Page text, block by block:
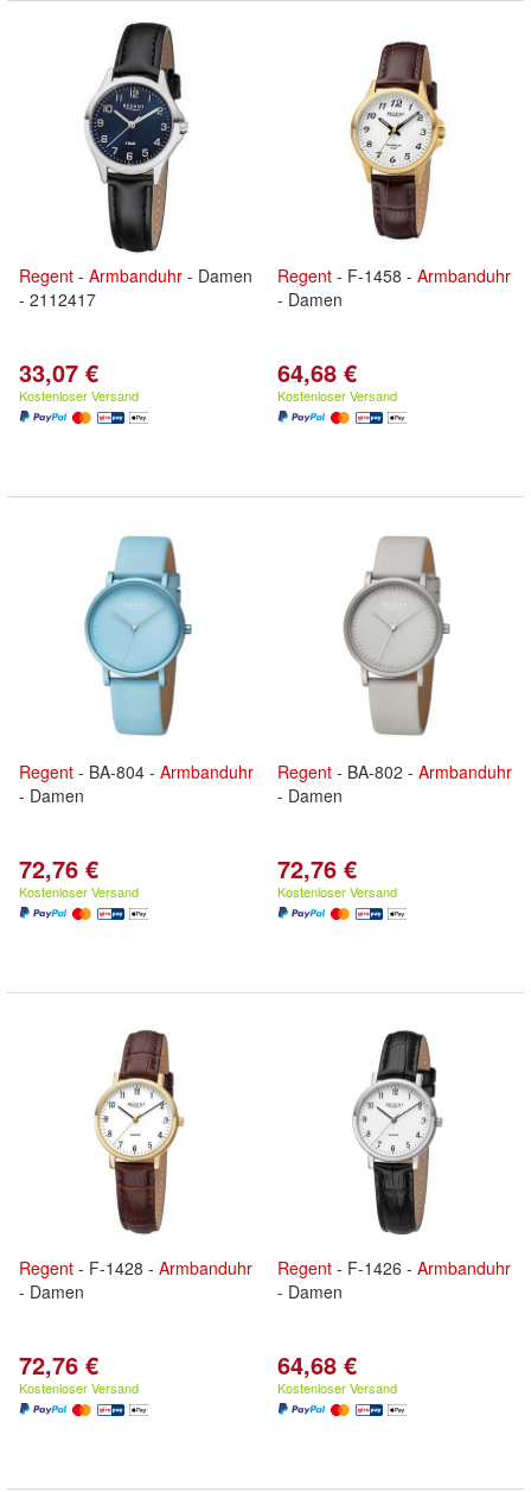
Regent - Armbanduhr - Damen
- 2112417
33,07 €
Kostenloser Versand
Regent - F-1458 - Armbanduhr
- Damen
64,68 €
Kostenloser Versand
Regent - BA-804 - Armbanduhr
- Damen
72,76 €
Kostenloser Versand
Regent - BA-802 - Armbanduhr
- Damen
72,76 €
Kostenloser Versand
Regent - F-1428 - Armbanduhr
- Damen
72,76 €
Kostenloser Versand
Regent - F-1426 - Armbanduhr
- Damen
64,68 €
Kostenloser Versand